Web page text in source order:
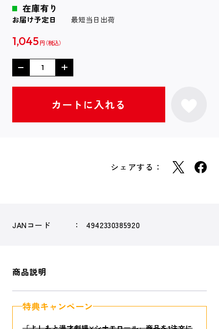
在庫有り
お届け予定日 最短当日出荷
1,045 円
シェアする：
JANコード 4942330385920
商品説明
特典キャンペーン